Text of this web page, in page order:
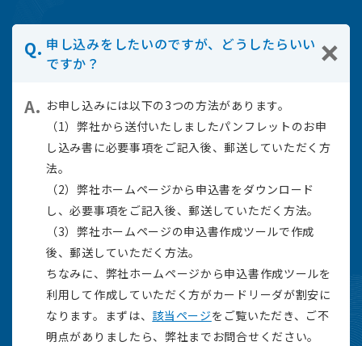
申し込みをしたいのですが、どうしたらいい
ですか？
お申し込みには以下の3つの方法があります。
（1）弊社から送付いたしましたパンフレットのお申
し込み書に必要事項をご記入後、郵送していただく方
法。
（2）弊社ホームページから申込書をダウンロード
し、必要事項をご記入後、郵送していただく方法。
（3）弊社ホームページの申込書作成ツールで作成
後、郵送していただく方法。
ちなみに、弊社ホームページから申込書作成ツールを
利用して作成していただく方がカードリーダが割安に
なります。まずは、 該当ページをご覧いただき、ご不
明点がありましたら、弊社までお問合せください。